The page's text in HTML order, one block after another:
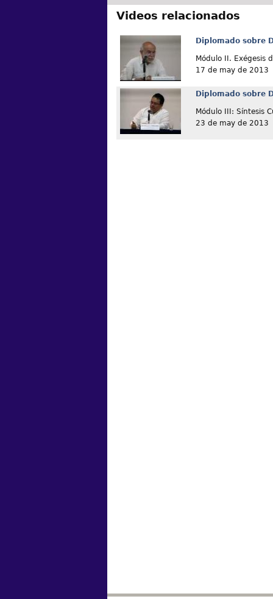
Videos relacionados
Diplomado sobre
Módulo II. Exégesis
17 de may de 2013
Diplomado sobre
Módulo III: Síntesis
23 de may de 2013